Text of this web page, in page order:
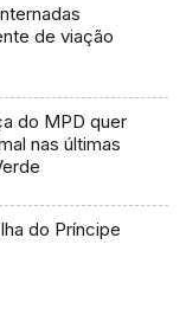
de viação
do MPD quer
nas últimas
do Príncipe